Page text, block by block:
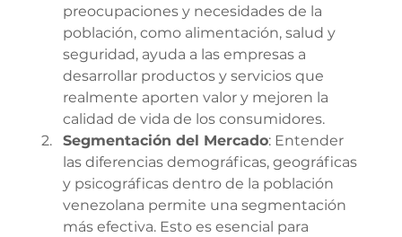
preocupaciones y necesidades de la
población, como alimentación, salud y
seguridad, ayuda a las empresas a
desarrollar productos y servicios que
realmente aporten valor y mejoren la
calidad de vida de los consumidores.
Segmentación del Mercado: Entender
las diferencias demográficas, geográficas
y psicográficas dentro de la población
venezolana permite una segmentación
más efectiva. Esto es esencial para